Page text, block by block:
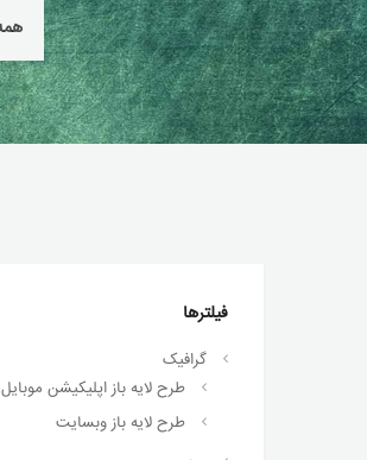
فیلترها
گرافیک
طرح لایه باز اپلیکیشن موبایل
طرح لایه باز وبسایت